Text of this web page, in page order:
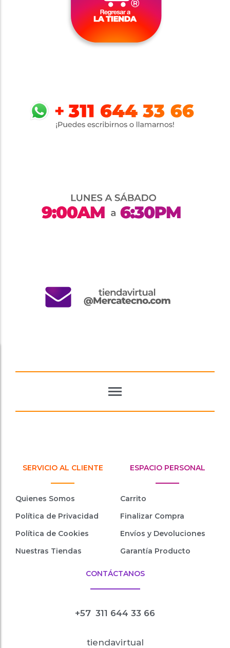
SERVICIO AL CLIENTE
Quienes Somos
Política de Privacidad
Política de Cookies
Nuestras Tiendas
ESPACIO PERSONAL
Carrito
Finalizar Compra
Envíos y Devoluciones
Garantía Producto
CONTÁCTANOS
+57 311 644 33 66
tiendavirtual